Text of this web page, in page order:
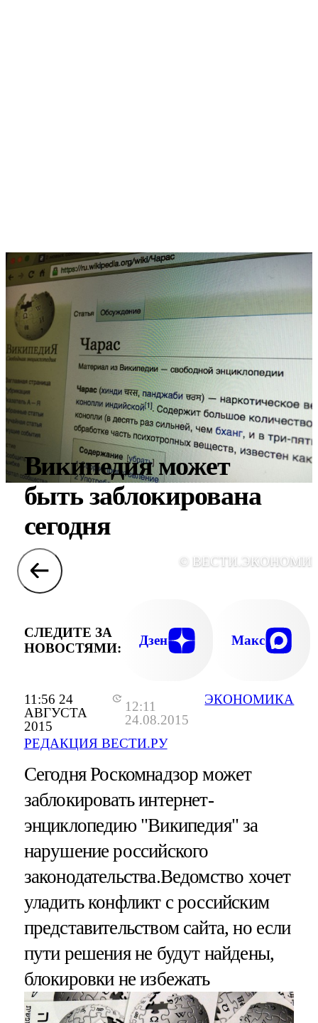
11:56 24
АВГУСТА
2015
12:11
24.08.2015
РЕДАКЦИЯ ВЕСТИ.РУ
ЭКОНОМИКА
Википедия может
быть заблокирована
сегодня
©
СЛЕДИТЕ ЗА
НОВОСТЯМИ:
Дзен Макс
Сегодня Роскомнадзор может
заблокировать интернет-
энциклопедию "Википедия" за
нарушение российского
законодательства.Ведомство хочет
уладить конфликт с российским
представительством сайта, но если
пути решения не будут найдены,
блокировки не избежать